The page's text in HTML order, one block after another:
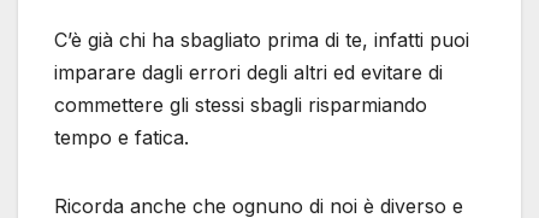
C’è già chi ha sbagliato prima di te, infatti puoi
imparare dagli errori degli altri ed evitare di
commettere gli stessi sbagli risparmiando
tempo e fatica.
Ricorda anche che ognuno di noi è diverso e